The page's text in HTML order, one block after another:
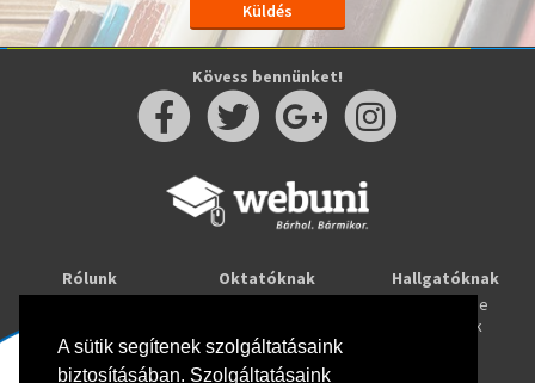
A sütik segítenek szolgáltatásaink
biztosításában. Szolgáltatásaink
Kövess bennünket!
Rólunk
Oktatóknak
Webuni Stúdió
Hallgatóknak
Tanulj online
Képzések